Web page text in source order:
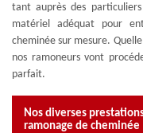
tant auprès des particuliers
matériel adéquat pour
cheminée sur mesure.
nos ramoneurs vont
parfait.
Nos diverses
ramonage de cheminée